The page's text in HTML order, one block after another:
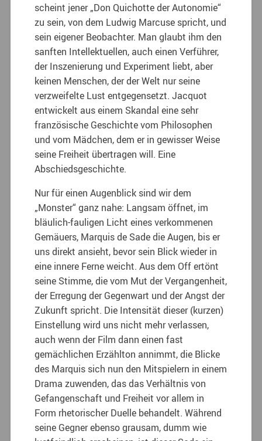
scheint jener „Don Quichotte der Autonomie“
zu sein, von dem Ludwig Marcuse spricht, und
sein eigener Beobachter. Man glaubt ihm den
sanften Intellektuellen, auch einen Verführer,
der Inszenierung und Experiment liebt, aber
keinen Menschen, der der Welt nur seine
verzweifelte Lust entgegensetzt. Jacquot
entwickelt aus einem Skandal eine sehr
französische Geschichte vom Philosophen
und vom Mädchen, dem er in gewisser Weise
seine Freiheit übertragen will. Eine
Abschiedsgeschichte.
Nur für einen Augenblick sind wir dem
„Monster“ ganz nahe: Langsam öffnet, im
bläulich-fauligen Licht eines verkommenen
Gemäuers, Marquis de Sade die Augen, bis er
uns direkt ansieht, bevor sein Blick wieder in
eine innere Ferne weicht. Aus dem Off ertönt
seine Stimme, die vom Mut der Vergangenheit,
der Erregung der Gegenwart und der Angst der
Zukunft spricht. Die Intensität dieser (kurzen)
Einstellung wird uns nicht mehr verlassen,
auch wenn der Film dann einen fast
gemächlichen Erzählton annimmt, die Blicke
des Marquis sich nun den Mitspielern in einem
Drama zuwenden, das das Verhältnis von
Gefangenschaft und Freiheit vor allem in
Form rhetorischer Duelle behandelt. Während
seine Gegner ebenso grausam, dumm wie